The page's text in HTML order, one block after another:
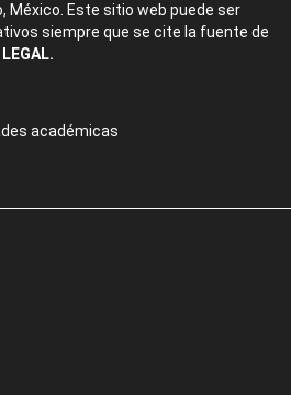
México. Este sitio web puede ser
siempre que se cite la fuente de
académicas